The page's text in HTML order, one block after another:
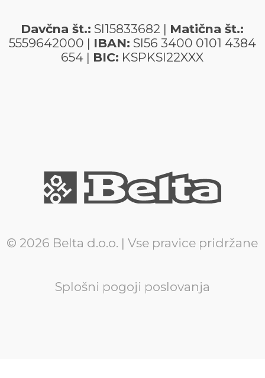
Davčna št.: SI15833682 | Matična št.:
5559642000 | IBAN: SI56 3400 0101 4384
654 | BIC: KSPKSI22XXX
© 2026 Belta d.o.o. | Vse pravice pridržane
Splošni pogoji poslovanja